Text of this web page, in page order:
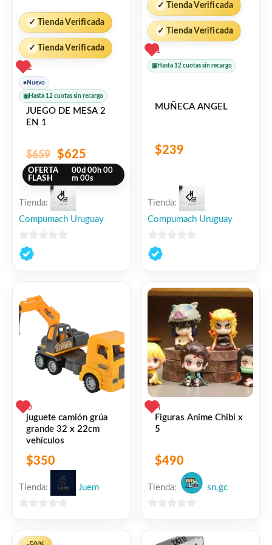
✓ Tienda Verificada
✓ Tienda Verificada
2
● Nuevo
▣ Hasta 12 cuotas sin recargo
JUEGO DE MESA 2
EN 1
$659 $625
OFERTA
FLASH
00d 00h 00
m 00s
Tienda:
Compumach Uruguay
0
de
✓ Tienda Verificada
✓ Tienda Verificada
1
▣ Hasta 12 cuotas sin recargo
MUÑECA ANGEL
$239
Tienda:
Compumach Uruguay
0
de
0
juguete camión grúa
grande 32 x 22cm
vehículos
$350
Tienda: Juem
4
Figuras Anime Chibi x
5
$490
Tienda: sn.gc